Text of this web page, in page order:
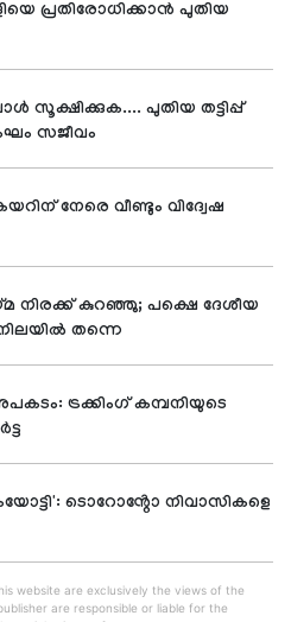
പ്രതിരോധിക്കാൻ പുതിയ
പുതിയ തട്ടിപ്പ്
സജീവം
നേരെ വീണ്ടും വിദ്വേഷ
നിരക്ക് കുറഞ്ഞു; പക്ഷെ ദേശീയ
തന്നെ
ട്രക്കിംഗ് കമ്പനിയുടെ
ടൊറോൻ്റോ നിവാസികളെ
website are exclusively the views of the
are responsible or liable for the